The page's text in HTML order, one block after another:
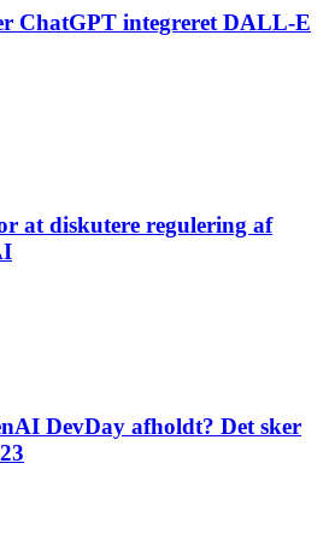
ChatGPT integreret DALL-E
at diskutere regulering af
DevDay afholdt? Det sker